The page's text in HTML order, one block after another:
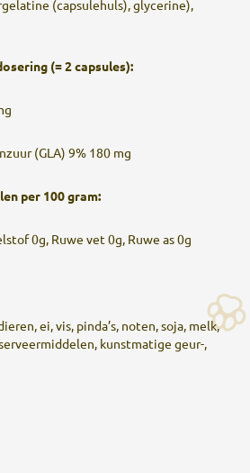
(capsulehuls), glycerine),
(= 2 capsules):
(GLA) 9% 180 mg
per 100 gram:
0g, Ruwe vet 0g, Ruwe as 0g
ei, vis, pinda’s, noten, soja, melk,
kunstmatige geur-,